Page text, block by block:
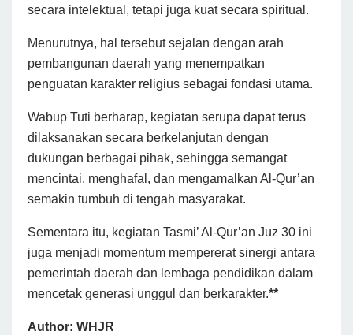
secara intelektual, tetapi juga kuat secara spiritual.
Menurutnya, hal tersebut sejalan dengan arah
pembangunan daerah yang menempatkan
penguatan karakter religius sebagai fondasi utama.
Wabup Tuti berharap, kegiatan serupa dapat terus
dilaksanakan secara berkelanjutan dengan
dukungan berbagai pihak, sehingga semangat
mencintai, menghafal, dan mengamalkan Al-Qur’an
semakin tumbuh di tengah masyarakat.
Sementara itu, kegiatan Tasmi’ Al-Qur’an Juz 30 ini
juga menjadi momentum mempererat sinergi antara
pemerintah daerah dan lembaga pendidikan dalam
mencetak generasi unggul dan berkarakter.**
Author: WHJR